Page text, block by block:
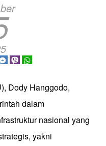
Dody Hanggodo,
dalam
nasional yang
yakni